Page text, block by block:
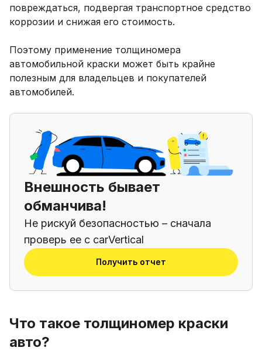
повреждаться, подвергая транспортное средство
коррозии и снижая его стоимость.
Поэтому применение толщиномера
автомобильной краски может быть крайне
полезным для владельцев и покупателей
автомобилей.
Внешность бывает
обманчива!
Не рискуй безопасностью – сначала
проверь ее с carVertical
Получить отчет
Что такое толщиномер краски
авто?